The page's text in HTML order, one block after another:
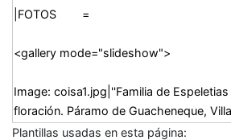
Plantillas usadas en esta página: